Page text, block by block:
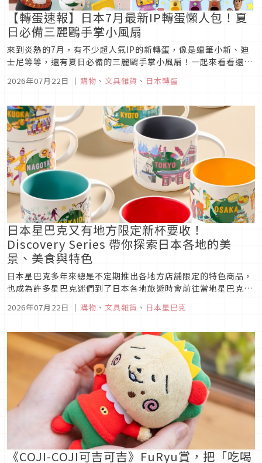
【轉蛋速報】日本7月最新IP轉蛋懶人包！夏
日必備三麗鷗手掌小風扇
來到炎熱的7月，有不少超人氣IP的新轉蛋，像是蠟筆小新、迪
士尼等等，還有夏日必備的三麗鷗手掌小風扇！一起來看看還有
哪些新轉蛋，讓可愛的IP角色們陪你一起迎接盛夏的到來吧！
2026年07月22日 ｜ 購物 、 文具雜貨 、 日本轉蛋
日本星巴克又有地方限定新杯要收！
Discovery Series 帶你探索日本各地的美
景、美食與特色
日本星巴克多年來總是不定期推出各地方店舖限定的特色商品，
也成為許多星巴克迷們到了日本各地旅遊時會前往當地星巴克購
買的特色伴手禮或紀念品。這次將在 2026 年 7 月 22 日開始販
售的全新一波「Discovery Series」商品含括了隨身瓶、馬克
2026年07月22日 ｜ 購物 、 文具雜貨 、 日本星巴克
《COJI-COJI可吉可吉》FuRyu賞，把「吃喝